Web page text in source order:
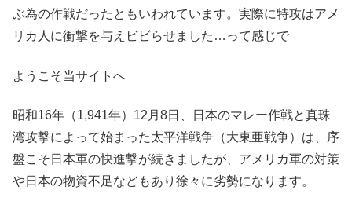
ぶ為の作戦だったともいわれています。実際に特攻はアメ
リカ人に衝撃を与えビビらせました…って感じで
ようこそ当サイトへ
昭和16年（1,941年）12月8日、日本のマレー作戦と真珠
湾攻撃によって始まった太平洋戦争（大東亜戦争）は、序
盤こそ日本軍の快進撃が続きましたが、アメリカ軍の対策
や日本の物資不足などもあり徐々に劣勢になります。